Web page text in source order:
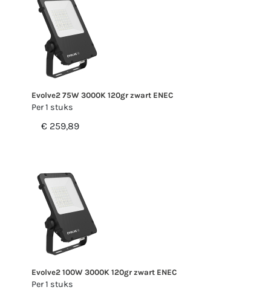
Evolve2 75W 3000K 120gr zwart ENEC
Per 1 stuks
€ 259,89
Evolve2 100W 3000K 120gr zwart ENEC
Per 1 stuks